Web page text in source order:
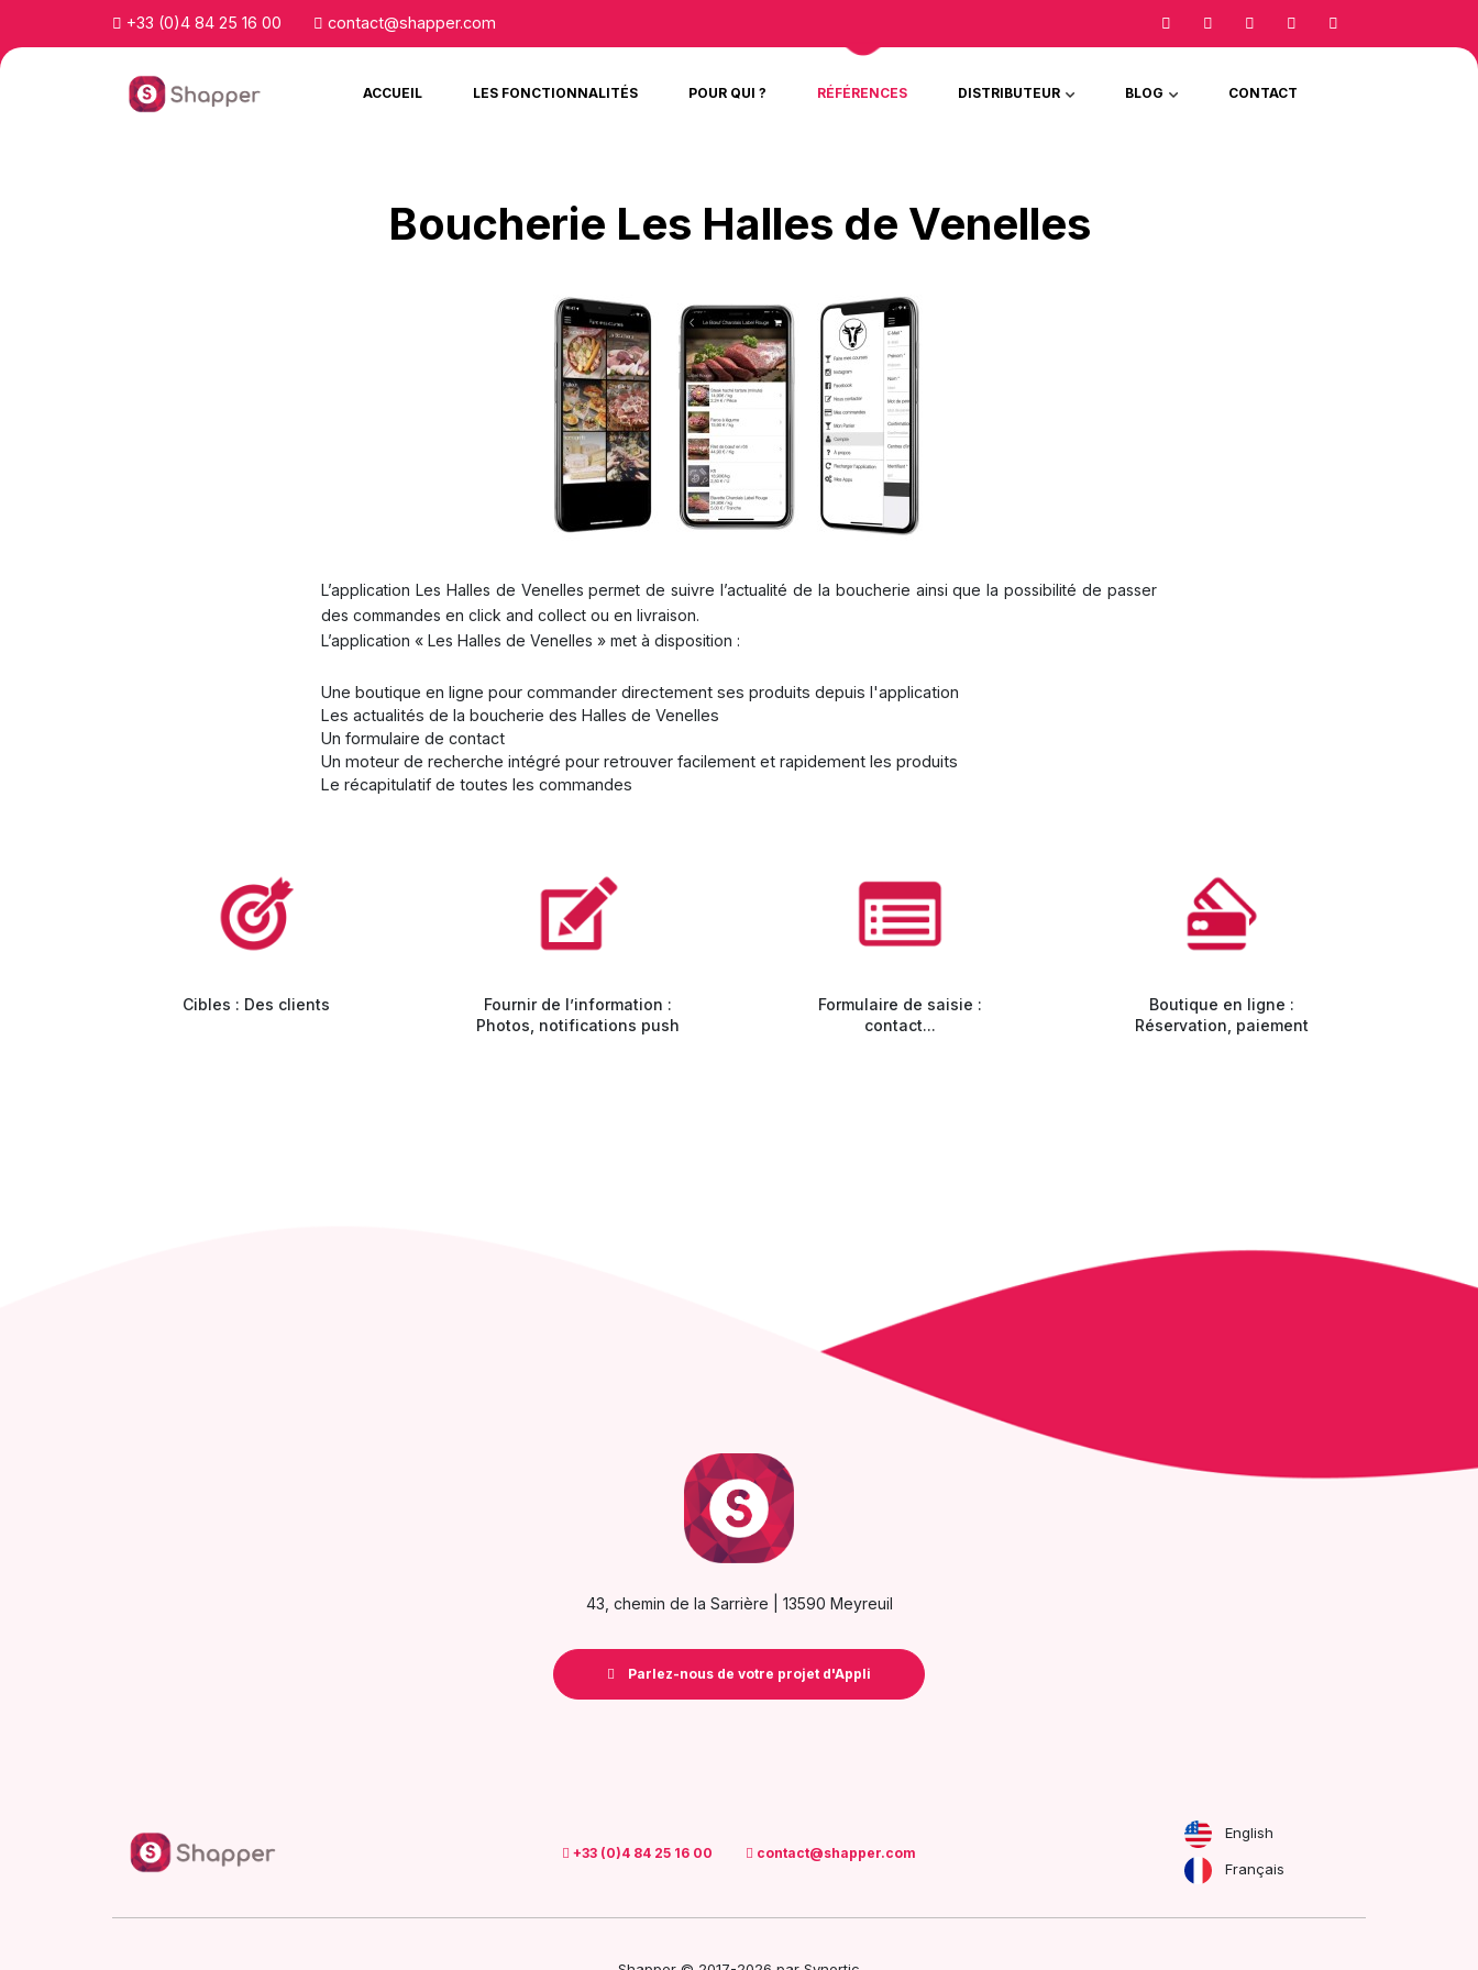
+33 (0)4 84 25 16 00 contact@shapper.com
ACCUEIL LES FONCTIONNALITÉS POUR QUI ? RÉFÉRENCES DISTRIBUTEUR BLOG CONTACT
Boucherie Les Halles de Venelles
L’application Les Halles de Venelles permet de suivre l’actualité de la boucherie ainsi que la possibilité de passer
des commandes en click and collect ou en livraison.
L’application « Les Halles de Venelles » met à disposition :
Une boutique en ligne pour commander directement ses produits depuis l'application
Les actualités de la boucherie des Halles de Venelles
Un formulaire de contact
Un moteur de recherche intégré pour retrouver facilement et rapidement les produits
Le récapitulatif de toutes les commandes
Cibles : Des clients
Fournir de l’information :
Photos, notifications push
Formulaire de saisie :
contact...
Boutique en ligne :
Réservation, paiement
43, chemin de la Sarrière | 13590 Meyreuil
Parlez-nous de votre projet d'Appli
+33 (0)4 84 25 16 00 contact@shapper.com
English
Français